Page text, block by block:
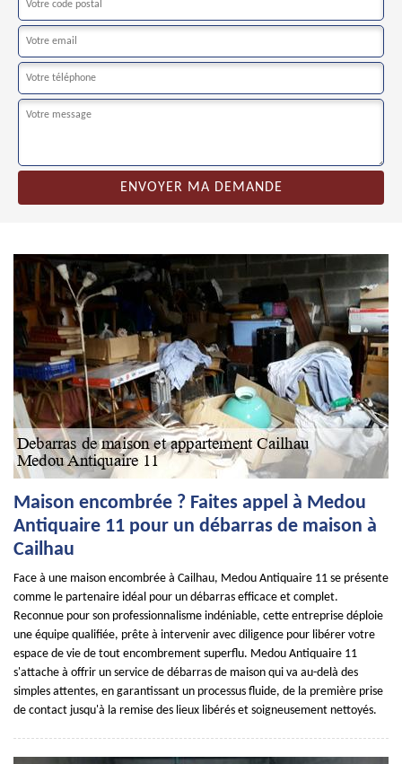
Maison encombrée ? Faites appel à Medou
Antiquaire 11 pour un débarras de maison à
Cailhau
Face à une maison encombrée à Cailhau, Medou Antiquaire 11 se présente
comme le partenaire idéal pour un débarras efficace et complet.
Reconnue pour son professionnalisme indéniable, cette entreprise déploie
une équipe qualifiée, prête à intervenir avec diligence pour libérer votre
espace de vie de tout encombrement superflu. Medou Antiquaire 11
s'attache à offrir un service de débarras de maison qui va au-delà des
simples attentes, en garantissant un processus fluide, de la première prise
de contact jusqu'à la remise des lieux libérés et soigneusement nettoyés.